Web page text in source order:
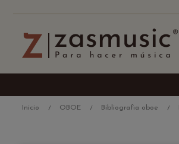
Inicio OBOE Bibliografia oboe